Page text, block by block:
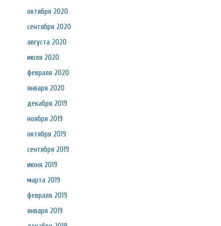
октября 2020
сентября 2020
августа 2020
июля 2020
февраля 2020
января 2020
декабря 2019
ноября 2019
октября 2019
сентября 2019
июня 2019
марта 2019
февраля 2019
января 2019